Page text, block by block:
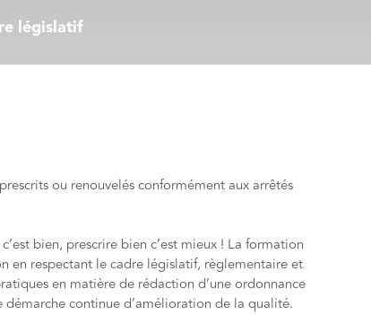
législatif
ou renouvelés conformément aux arrêtés
bien, prescrire bien c’est mieux ! La formation
en respectant le cadre législatif, règlementaire et
en matière de rédaction d’une ordonnance
continue d’amélioration de la qualité.